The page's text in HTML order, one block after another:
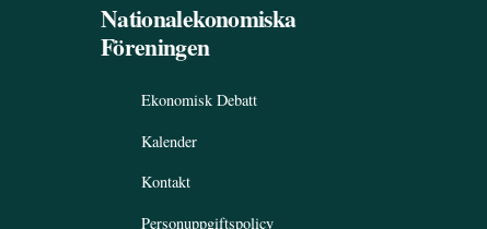
Nationalekonomiska
Föreningen
Ekonomisk Debatt
Kalender
Kontakt
Personuppgiftspolicy